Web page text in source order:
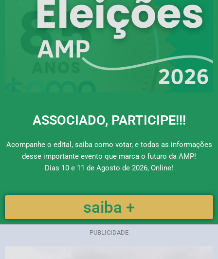
ASSOCIADO, PARTICIPE!!!
Acompanhe o edital, saiba como votar, e todas as informações
desse importante evento que marca o futuro da AMP!
Dias 10 e 11 de Agosto de 2026, Online!
saiba +
PUBLICIDADE